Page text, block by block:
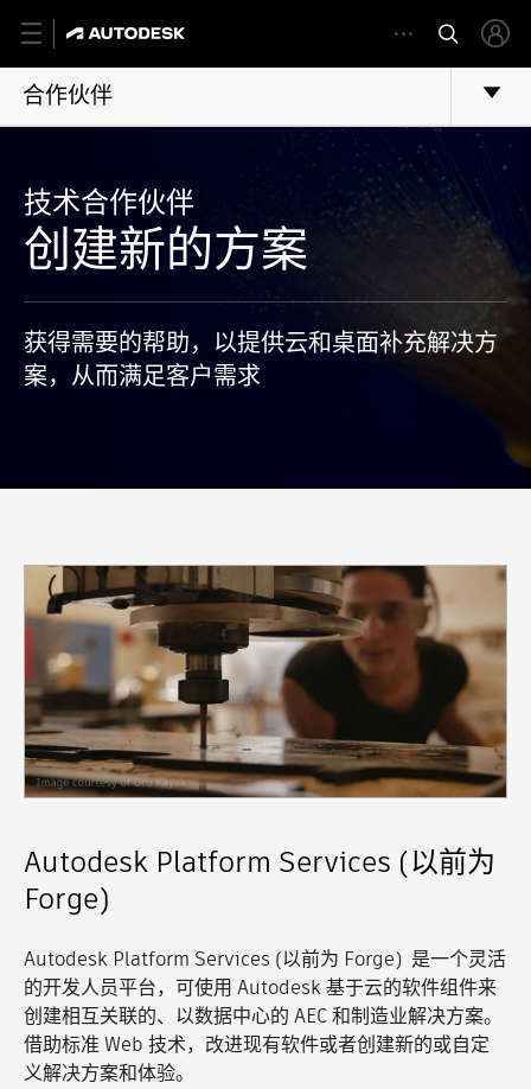
合作伙伴
技术合作伙伴
创建新的方案
获得需要的帮助，以提供云和桌面补充解决方
案，从而满足客户需求
Autodesk Platform Services (以前为
Forge)
Autodesk Platform Services (以前为 Forge) 是一个灵活
的开发人员平台，可使用 Autodesk 基于云的软件组件来
创建相互关联的、以数据中心的 AEC 和制造业解决方案。
借助标准 Web 技术，改进现有软件或者创建新的或自定
义解决方案和体验。